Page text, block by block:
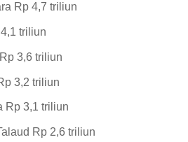
Rp 4,7 triliun
triliun
3,6 triliun
3,2 triliun
Rp 3,1 triliun
Rp 2,6 triliun